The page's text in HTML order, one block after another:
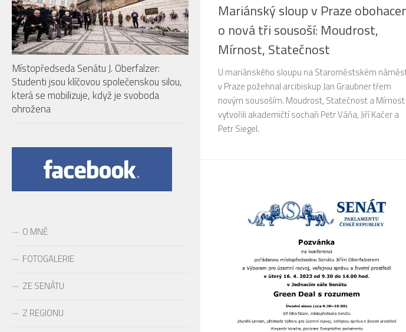
Mariánský sloup v Praze
o nová tři sousoší: Moudrost,
Mírnost, Statečnost
U mariánského sloupu na Staroměstském
v Praze požehnal arcibiskup Jan Graubner třem
novým sousoším. Moudrost, Statečnost a Mírnost
vytvořili akademičtí sochaři Petr Váňa, Jiří Kačer a
Petr Siegel.
Místopředseda Senátu J. Oberfalzer:
Studenti jsou klíčovou společenskou silou,
která se mobilizuje, když je svoboda
ohrožena
O MNĚ
FOTOGALERIE
ZE SENÁTU
Z REGIONU